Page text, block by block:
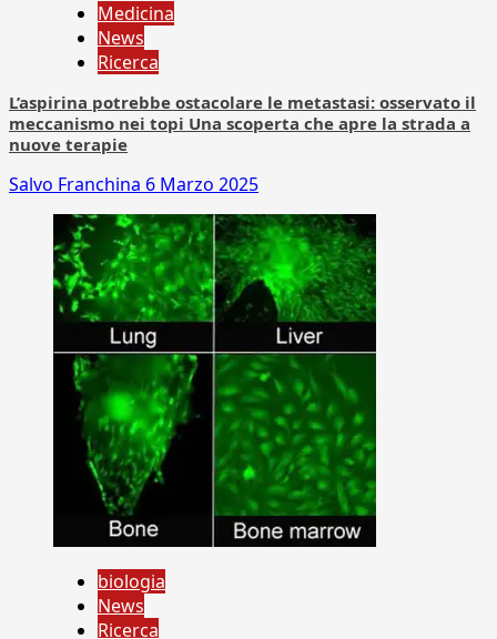
Medicina
News
Ricerca
L’aspirina potrebbe ostacolare le metastasi: osservato il
meccanismo nei topi Una scoperta che apre la strada a
nuove terapie
Salvo Franchina 6 Marzo 2025
biologia
News
Ricerca